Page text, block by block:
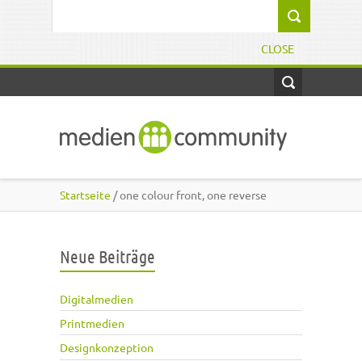
CLOSE
Startseite / one colour front, one reverse
Neue Beiträge
Digitalmedien
Printmedien
Designkonzeption